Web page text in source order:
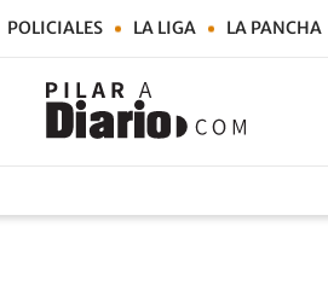
POLICIALES LA LIGA LA PANCHA